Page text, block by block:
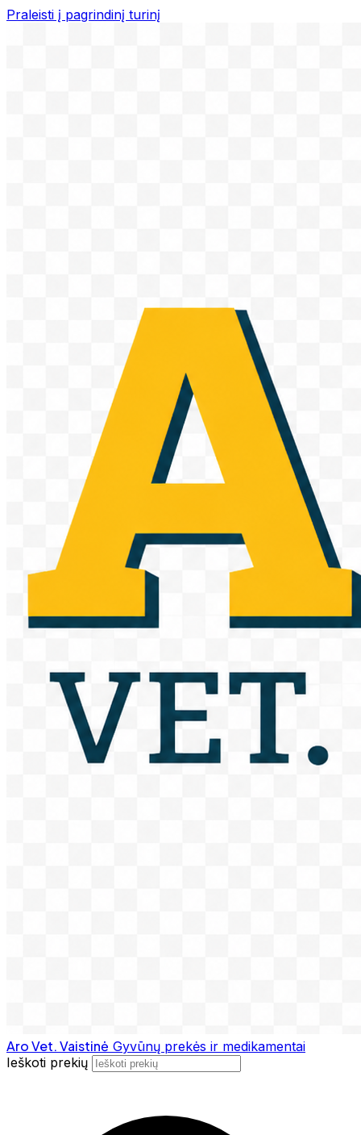
Praleisti į pagrindinį turinį
Aro Vet. Vaistinė Gyvūnų prekės ir medikamentai
Ieškoti prekių